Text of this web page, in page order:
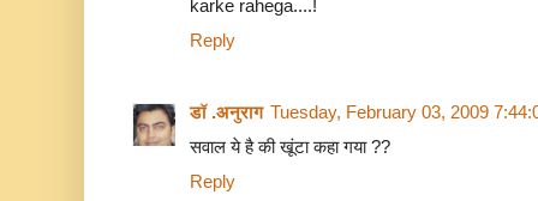
karke rahega....!
Reply
डॉ .अनुराग Tuesday, February 03, 2009
सवाल ये है की खूंटा कहा गया ??
Reply